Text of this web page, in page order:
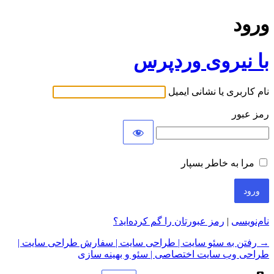
ورود
با نیروی وردپرس
نام کاربری یا نشانی ایمیل
رمز عبور
مرا به خاطر بسپار
نام‌نویسی | رمز عبورتان را گم کرده‌اید؟
→ رفتن به سئو سایت | طراحی سایت | سفارش طراحی سایت |
طراحی وب سایت اختصاصی | سئو و بهینه سازی